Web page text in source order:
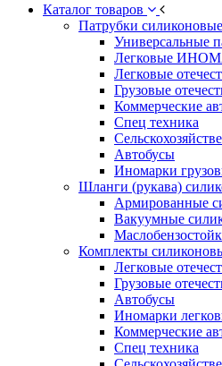
Каталог товаров
Патрубки силиконовые
Универсальные
Легковые
Легковые
Грузовые
Коммерческие
Спец техника
Автобусы
Иномарки
Шланги (рукава)
Армированные
Вакуумные
Комплекты
Легковые
Грузовые
Автобусы
Иномарки
Коммерческие
Спец техника